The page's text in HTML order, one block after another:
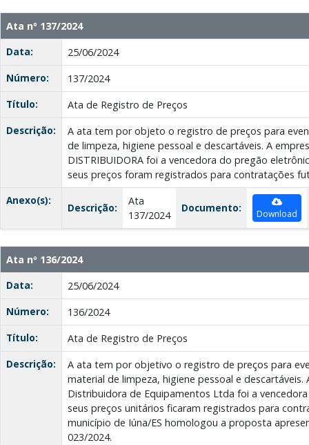
Ata nº 137/2024
Data:
25/06/2024
Número:
137/2024
Título:
Ata de Registro de Preços
Descrição:
A ata tem por objeto o registro de preços para
de limpeza, higiene pessoal e descartáveis. A
DISTRIBUIDORA foi a vencedora do pregão
seus preços foram registrados para contratações
Anexo(s):
Descrição:
Ata
137/2024
Documento: Download
Ata nº 136/2024
Data:
25/06/2024
Número:
136/2024
Título:
Ata de Registro de Preços
Descrição:
A ata tem por objetivo o registro de preços para
material de limpeza, higiene pessoal e descartáveis.
Distribuidora de Equipamentos Ltda foi a
seus preços unitários ficaram registrados para
município de Iúna/ES homologou a proposta
023/2024.